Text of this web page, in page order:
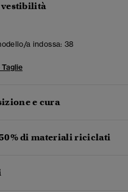
vestibilità
a indossa: 38
Taglie
e cura
di materiali riciclati